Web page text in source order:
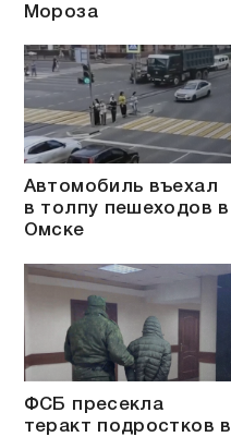
Мороза
Автомобиль въехал
в толпу пешеходов в
Омске
ФСБ пресекла
теракт подростков в